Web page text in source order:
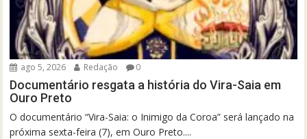
ago 5, 2026 Redação 0
Documentário resgata a história do Vira-Saia em
Ouro Preto
O documentário “Vira-Saia: o Inimigo da Coroa” será lançado na
próxima sexta-feira (7), em Ouro Preto....